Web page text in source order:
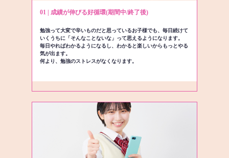
01 | 成績が伸びる好循環(期間中/終了後)
勉強って大変で辛いものだと思っているお子様でも、毎日続けて
いくうちに「そんなことないな」って思えるようになります。
毎日やればわかるようになるし、わかると楽しいからもっとやる
気が出ます。
何より、勉強のストレスがなくなります。